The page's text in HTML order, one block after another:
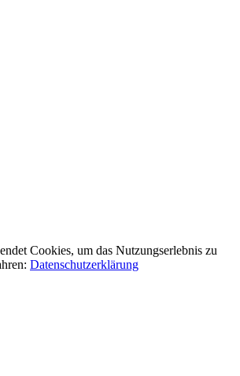
Cookies, um das Nutzungserlebnis zu
Datenschutzerklärung